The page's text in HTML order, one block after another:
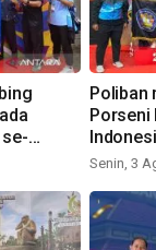
Poliban
Porseni
Senin, 3